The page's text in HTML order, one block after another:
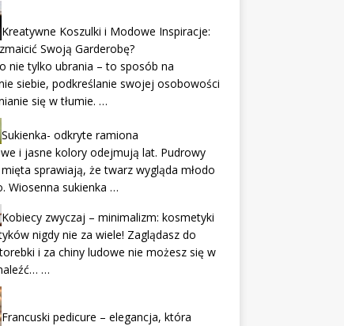
Kreatywne Koszulki i Modowe Inspiracje:
Swoją Garderobę?
nie tylko ubrania – to sposób na
siebie, podkreślanie swojej osobowości
się w tłumie. …
Sukienka- odkryte ramiona
i jasne kolory odejmują lat. Pudrowy
sprawiają, że twarz wygląda młodo
Wiosenna sukienka …
Kobiecy zwyczaj – minimalizm: kosmetyki
nigdy nie za wiele! Zaglądasz do
i za chiny ludowe nie możesz się w
…
Francuski pedicure – elegancja, która